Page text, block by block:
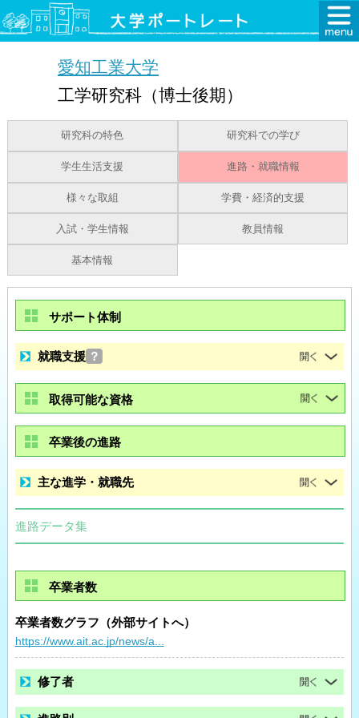
愛知工業大学
工学研究科（博士後期）
研究科の特色 研究科での学び
学生生活支援 進路・就職情報
様々な取組 学費・経済的支援
入試・学生情報 教員情報
基本情報
サポート体制
就職支援 ？
取得可能な資格
卒業後の進路
主な進学・就職先
進路データ集
卒業者数
卒業者数グラフ（外部サイトへ）
https://www.ait.ac.jp/news/a...
修了者